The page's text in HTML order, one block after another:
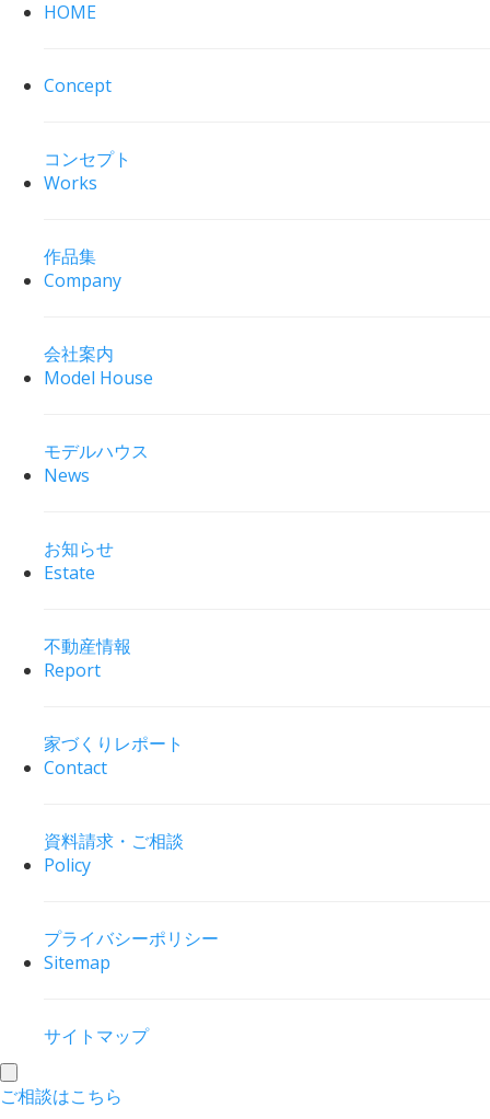
HOME
Concept
コンセプト
Works
作品集
Company
会社案内
Model House
モデルハウス
News
お知らせ
Estate
不動産情報
Report
家づくりレポート
Contact
資料請求・ご相談
Policy
プライバシーポリシー
Sitemap
サイトマップ
toggle
navigation
ご相談はこちら